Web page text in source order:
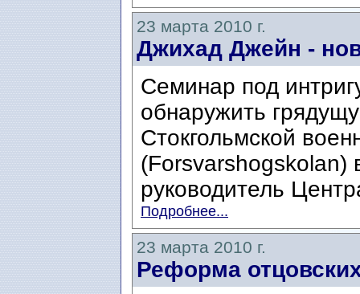
23 марта 2010 г.
Джихад Джейн -
Семинар под
обнаружить
Стокгольмской
(Forsvarshogskolan)
руководитель
Подробнее...
23 марта 2010 г.
Реформа